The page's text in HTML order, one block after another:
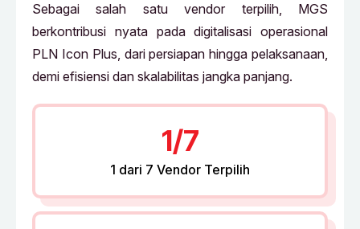
Sebagai salah satu vendor terpilih, MGS
berkontribusi nyata pada digitalisasi operasional
PLN Icon Plus, dari persiapan hingga pelaksanaan,
demi efisiensi dan skalabilitas jangka panjang.
1/7
1 dari 7 Vendor Terpilih